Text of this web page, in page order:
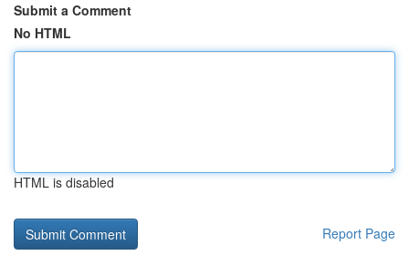
Submit a Comment
No HTML
HTML is disabled
Report Page